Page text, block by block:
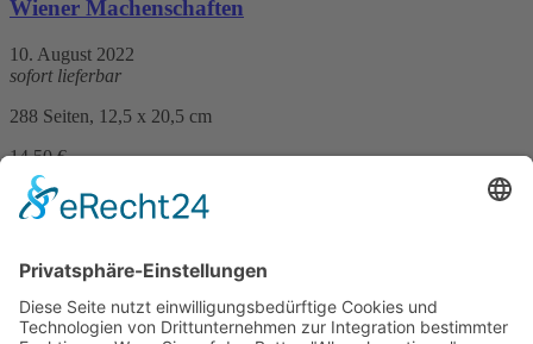
Wiener Machenschaften
10. August 2022
sofort lieferbar
288 Seiten, 12,5 x 20,5 cm
14,50 €
mehr Infos …
Wiener Hochzeitsmord